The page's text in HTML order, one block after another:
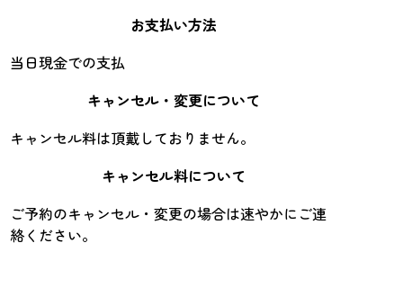
お支払い方法
当日現金での支払
キャンセル・変更について
キャンセル料は頂戴しておりません。
キャンセル料について
ご予約のキャンセル・変更の場合は速やかにご連
絡ください。